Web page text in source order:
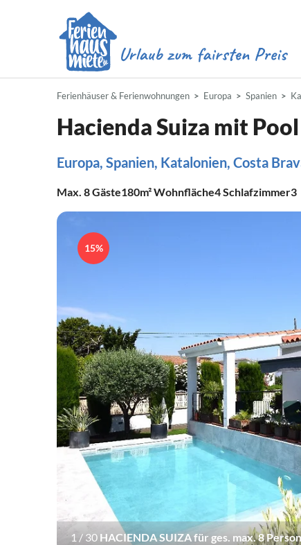
Ferienhäuser & Ferienwohnungen Europa Spanien
Hacienda Suiza mit
Europa, Spanien, Katalonien, Costa
Max. 8Gäste180m²Wohnfläche4Schlafzimmer3
1 / 30 HACIENDA SUIZA für ges. max. 8
15%